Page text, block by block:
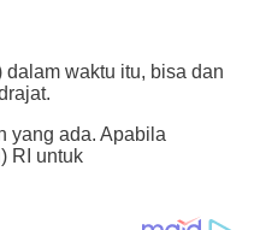
waktu itu, bisa dan
yang ada. Apabila
RI untuk